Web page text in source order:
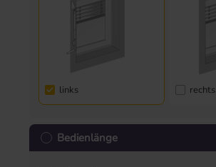
links rechts
Bedienlänge